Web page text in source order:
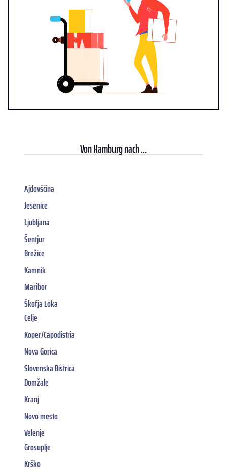
VonHamburgnach ...
Ajdovščina
Jesenice
Ljubljana
Šentjur
Brežice
Kamnik
Maribor
Škofja Loka
Celje
Koper/Capodistria
Nova Gorica
Slovenska Bistrica
Domžale
Kranj
Novo mesto
Velenje
Grosuplje
Krško